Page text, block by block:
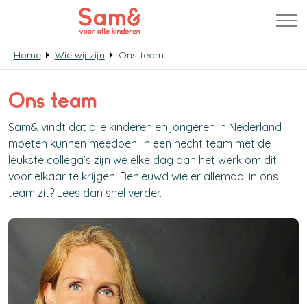
Home Wie wij zijn Ons team
Ons team
Sam& vindt dat alle kinderen en jongeren in Nederland
moeten kunnen meedoen. In een hecht team met de
leukste collega’s zijn we elke dag aan het werk om dit
voor elkaar te krijgen. Benieuwd wie er allemaal in ons
team zit? Lees dan snel verder.